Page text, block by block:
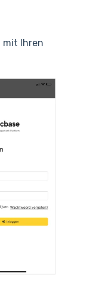
mit Ihren